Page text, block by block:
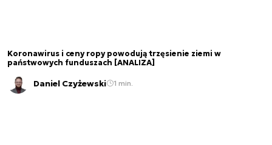
Koronawirus i ceny ropy powodują trzęsienie ziemi w
państwowych funduszach [ANALIZA]
Daniel Czyżewski 1 min.